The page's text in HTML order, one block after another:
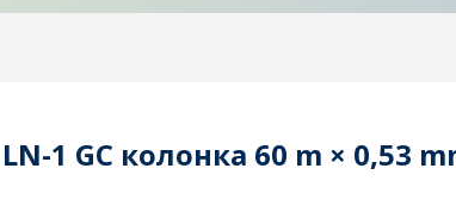
1 GC колонка 60 m × 0,53